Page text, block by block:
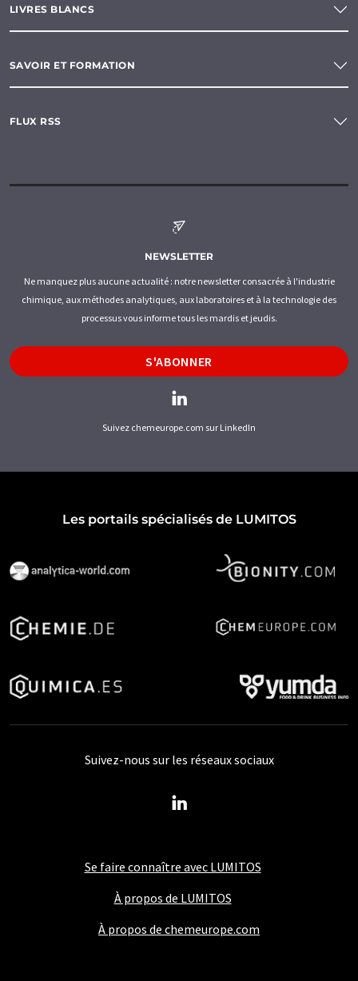
LIVRES BLANCS
SAVOIR ET FORMATION
FLUX RSS
NEWSLETTER
Ne manquez plus aucune actualité : notre newsletter consacrée à l'industrie
chimique, aux méthodes analytiques, aux laboratoires et à la technologie des
processus vous informe tous les mardis et jeudis.
S'ABONNER
Suivez chemeurope.com sur LinkedIn
Les portails spécialisés de LUMITOS
Se faire connaître avec LUMITOS
À propos de LUMITOS
À propos de chemeurope.com
Suivez-nous sur les réseaux sociaux